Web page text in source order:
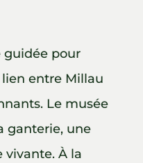
guidée pour
entre Millau
Le musée
ganterie, une
vivante. À la